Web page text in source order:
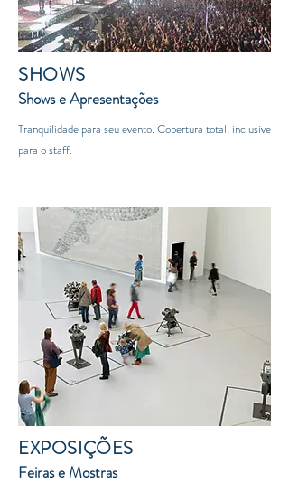
SHOWS
Shows e Apresentações
Tranquilidade para seu evento. Cobertura total, inclusive
para o staff.
EXPOSIÇÕES
Feiras e Mostras